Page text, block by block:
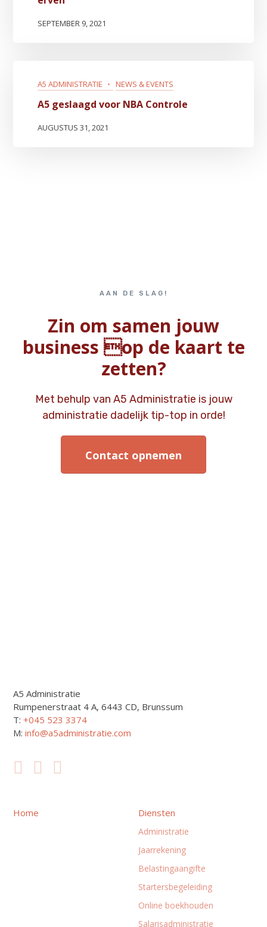
SEPTEMBER 9, 2021
A5 ADMINISTRATIE NEWS & EVENTS
A5 geslaagd voor NBA Controle
AUGUSTUS 31, 2021
AAN DE SLAG!
Zin om samen jouw
business op de kaart te
zetten?
Met behulp van A5 Administratie is jouw
administratie dadelijk tip-top in orde!
Contact opnemen
A5 Administratie
Rumpenerstraat 4 A, 6443 CD, Brunssum
T:+045 523 3374
M:info@a5administratie.com
Home Diensten
Administratie
Jaarrekening
Belastingaangifte
Startersbegeleiding
Online boekhouden
Salarisadministratie